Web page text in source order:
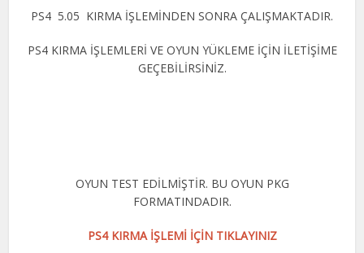
PS4 5.05 KIRMA İŞLEMİNDEN SONRA ÇALIŞMAKTADIR.
PS4 KIRMA İŞLEMLERİ VE OYUN YÜKLEME İÇİN İLETİŞİME
GEÇEBİLİRSİNİZ.
OYUN TEST EDİLMİŞTİR. BU OYUN PKG
FORMATINDADIR.
PS4 KIRMA İŞLEMİ İÇİN TIKLAYINIZ